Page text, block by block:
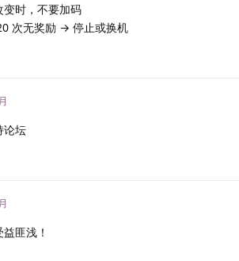
时，不要加码
次无奖励 → 停止或换机
论坛
匪浅！